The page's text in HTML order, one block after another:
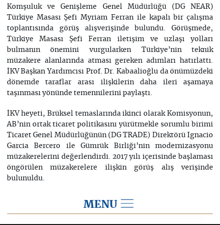
Komşuluk ve Genişleme Genel Müdürlüğü (DG NEAR)
Türkiye Masası Şefi Myriam Ferran ile kapalı bir çalışma
toplantısında görüş alışverişinde bulundu. Görüşmede,
Türkiye Masası Şefi Ferran iletişim ve uzlaşı yolları
bulmanın önemini vurgularken Türkiye’nin teknik
müzakere alanlarında atması gereken adımları hatırlattı.
İKV Başkan Yardımcısı Prof. Dr. Kabaalioğlu da önümüzdeki
dönemde taraflar arası ilişkilerin daha ileri aşamaya
taşınması yönünde temennilerini paylaştı.
İKV heyeti, Brüksel temaslarında ikinci olarak Komisyonun,
AB’nin ortak ticaret politikasını yürütmekle sorumlu birimi
Ticaret Genel Müdürlüğünün (DG TRADE) Direktörü Ignacio
Garcia Bercero ile Gümrük Birliği’nin modernizasyonu
müzakerelerini değerlendirdi. 2017 yılı içerisinde başlaması
öngörülen müzakerelere ilişkin görüş alış verişinde
bulunuldu.
MENU